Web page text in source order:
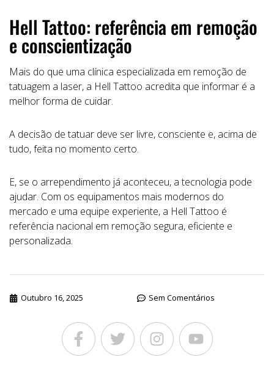
Hell Tattoo: referência em remoção
e conscientização
Mais do que uma clínica especializada em remoção de
tatuagem a laser, a Hell Tattoo acredita que informar é a
melhor forma de cuidar.
A decisão de tatuar deve ser livre, consciente e, acima de
tudo, feita no momento certo.
E, se o arrependimento já aconteceu, a tecnologia pode
ajudar. Com os equipamentos mais modernos do
mercado e uma equipe experiente, a Hell Tattoo é
referência nacional em remoção segura, eficiente e
personalizada.
Outubro 16, 2025 Sem Comentários